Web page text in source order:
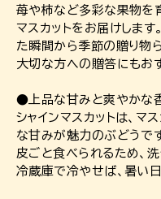
苺や柿など多彩な果物を
マスカットをお届けしま
た瞬間から季節の贈り物
大切な方への贈答にもお
●上品な甘みと爽やかな
シャインマスカットは、マ
な甘みが魅力のぶどうで
皮ごと食べられるため、
冷蔵庫で冷やせば、暑い